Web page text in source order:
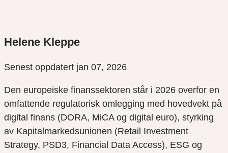
Helene Kleppe
Senest oppdatert jan 07, 2026
Den europeiske finanssektoren står i 2026 overfor en
omfattende regulatorisk omlegging med hovedvekt på
digital finans (DORA, MiCA og digital euro), styrking
av Kapitalmarkedsunionen (Retail Investment
Strategy, PSD3, Financial Data Access), ESG og